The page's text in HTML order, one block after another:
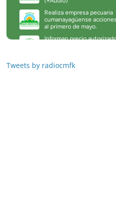
Tweets by radiocmfk